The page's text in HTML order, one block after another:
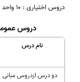
دروس اختیاری : 10 واحد
دروس
نام درس
دو درس ازدروس مبانی